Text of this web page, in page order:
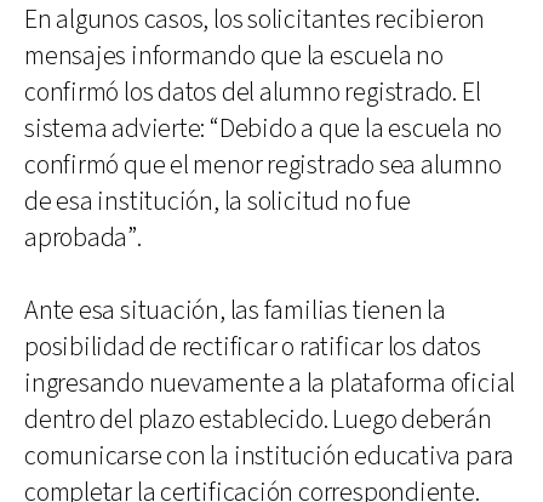
En algunos casos, los solicitantes recibieron
mensajes informando que la escuela no
confirmó los datos del alumno registrado. El
sistema advierte: “Debido a que la escuela no
confirmó que el menor registrado sea alumno
de esa institución, la solicitud no fue
aprobada”.
Ante esa situación, las familias tienen la
posibilidad de rectificar o ratificar los datos
ingresando nuevamente a la plataforma oficial
dentro del plazo establecido. Luego deberán
comunicarse con la institución educativa para
completar la certificación correspondiente.